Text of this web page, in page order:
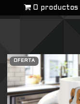
0 productos
OFERTA